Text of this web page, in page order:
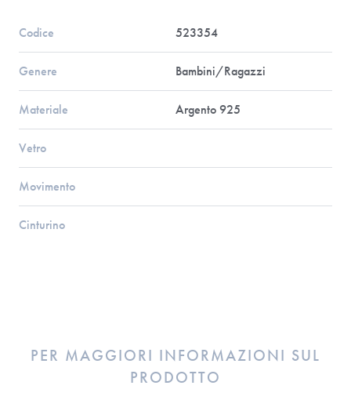
Codice 523354
Genere Bambini/Ragazzi
Materiale Argento 925
Vetro
Movimento
Cinturino
PER MAGGIORI INFORMAZIONI SUL
PRODOTTO